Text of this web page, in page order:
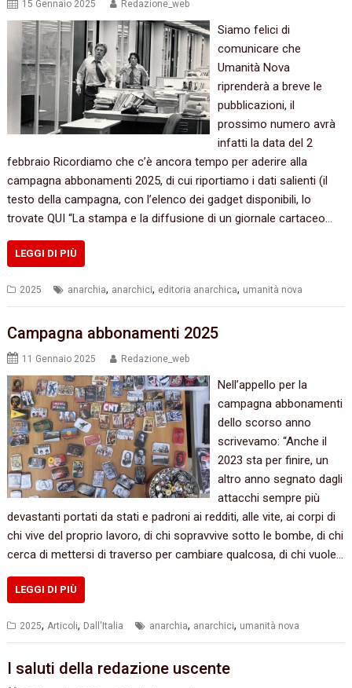
15 Gennaio 2025 Redazione_web
Siamo felici di
comunicare che
Umanità Nova
riprenderà a breve le
pubblicazioni, il
prossimo numero avrà
infatti la data del 2
febbraio Ricordiamo che c’è ancora tempo per aderire alla
campagna abbonamenti 2025, di cui riportiamo i dati salienti (il
testo della campagna, con l’elenco dei gadget disponibili, lo
trovate QUI “La stampa e la diffusione di un giornale cartaceo…
LEGGI DI PIÙ
2025 anarchia, anarchici, editoria anarchica, umanità nova
Campagna abbonamenti 2025
11 Gennaio 2025 Redazione_web
Nell’appello per la
campagna abbonamenti
dello scorso anno
scrivevamo: “Anche il
2023 sta per finire, un
altro anno segnato dagli
attacchi sempre più
devastanti portati da stati e padroni ai redditi, alle vite, ai corpi di
chi vive del proprio lavoro, di chi sopravvive sotto le bombe, di chi
cerca di mettersi di traverso per cambiare qualcosa, di chi vuole…
LEGGI DI PIÙ
2025, Articoli, Dall'Italia anarchia, anarchici, umanità nova
I saluti della redazione uscente